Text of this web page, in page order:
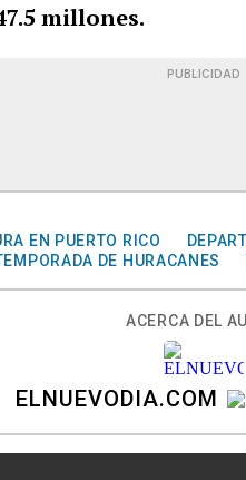
millones.
PUBLICIDAD
EN PUERTO RICO
DE HURACANES
ACERCA DEL
ELNUEVODIA.COM